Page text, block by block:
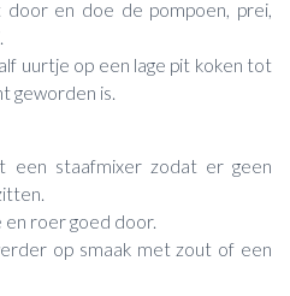
en doe de pompoen, prei,
uurtje op een lage pit koken tot
geworden is.
een staafmixer zodat er geen
roer goed door.
op smaak met zout of een